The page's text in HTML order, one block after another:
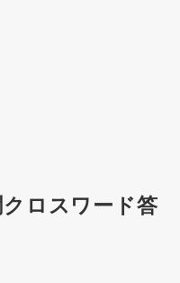
ロスワード答